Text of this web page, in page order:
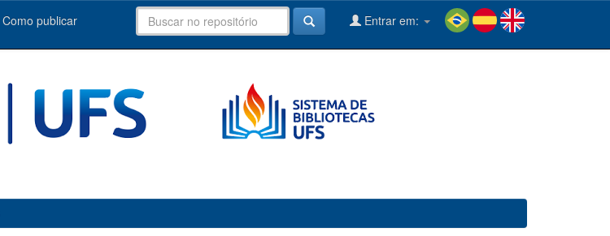
Como publicar Entrar em: